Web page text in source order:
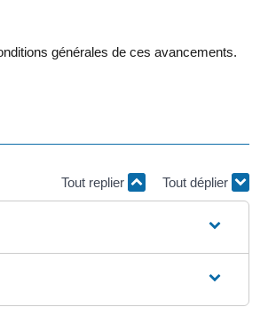
générales de ces avancements.
Tout replier Tout déplier